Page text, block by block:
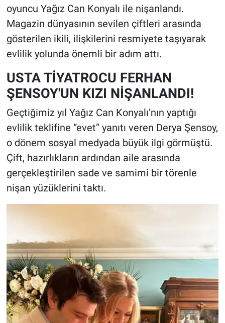
oyuncu Yağız Can Konyalı ile nişanlandı.
Magazin dünyasının sevilen çiftleri arasında
gösterilen ikili, ilişkilerini resmiyete taşıyarak
evlilik yolunda önemli bir adım attı.
USTA TİYATROCU FERHAN
ŞENSOY'UN KIZI NİŞANLANDI!
Geçtiğimiz yıl Yağız Can Konyalı’nın yaptığı
evlilik teklifine “evet” yanıtı veren Derya Şensoy,
o dönem sosyal medyada büyük ilgi görmüştü.
Çift, hazırlıkların ardından aile arasında
gerçekleştirilen sade ve samimi bir törenle
nişan yüzüklerini taktı.